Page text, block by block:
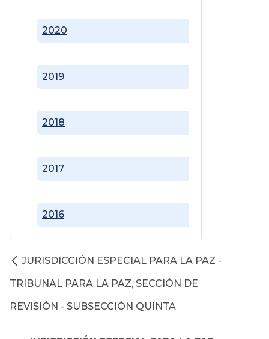
2016
2017
2018
2019
2020
JURISDICCIÓN ESPECIAL PARA LA PAZ -
TRIBUNAL PARA LA PAZ, SECCIÓN DE
REVISIÓN - SUBSECCIÓN QUINTA